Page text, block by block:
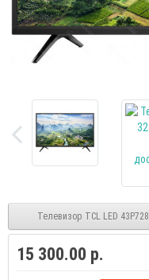
Телевизор TCL LED 43P728
15 300.00 р.